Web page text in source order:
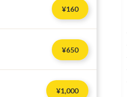
¥160
¥650
¥1,000